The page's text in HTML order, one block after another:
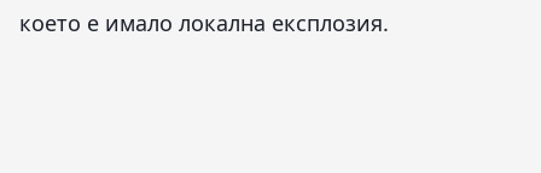
което е имало локална експлозия.